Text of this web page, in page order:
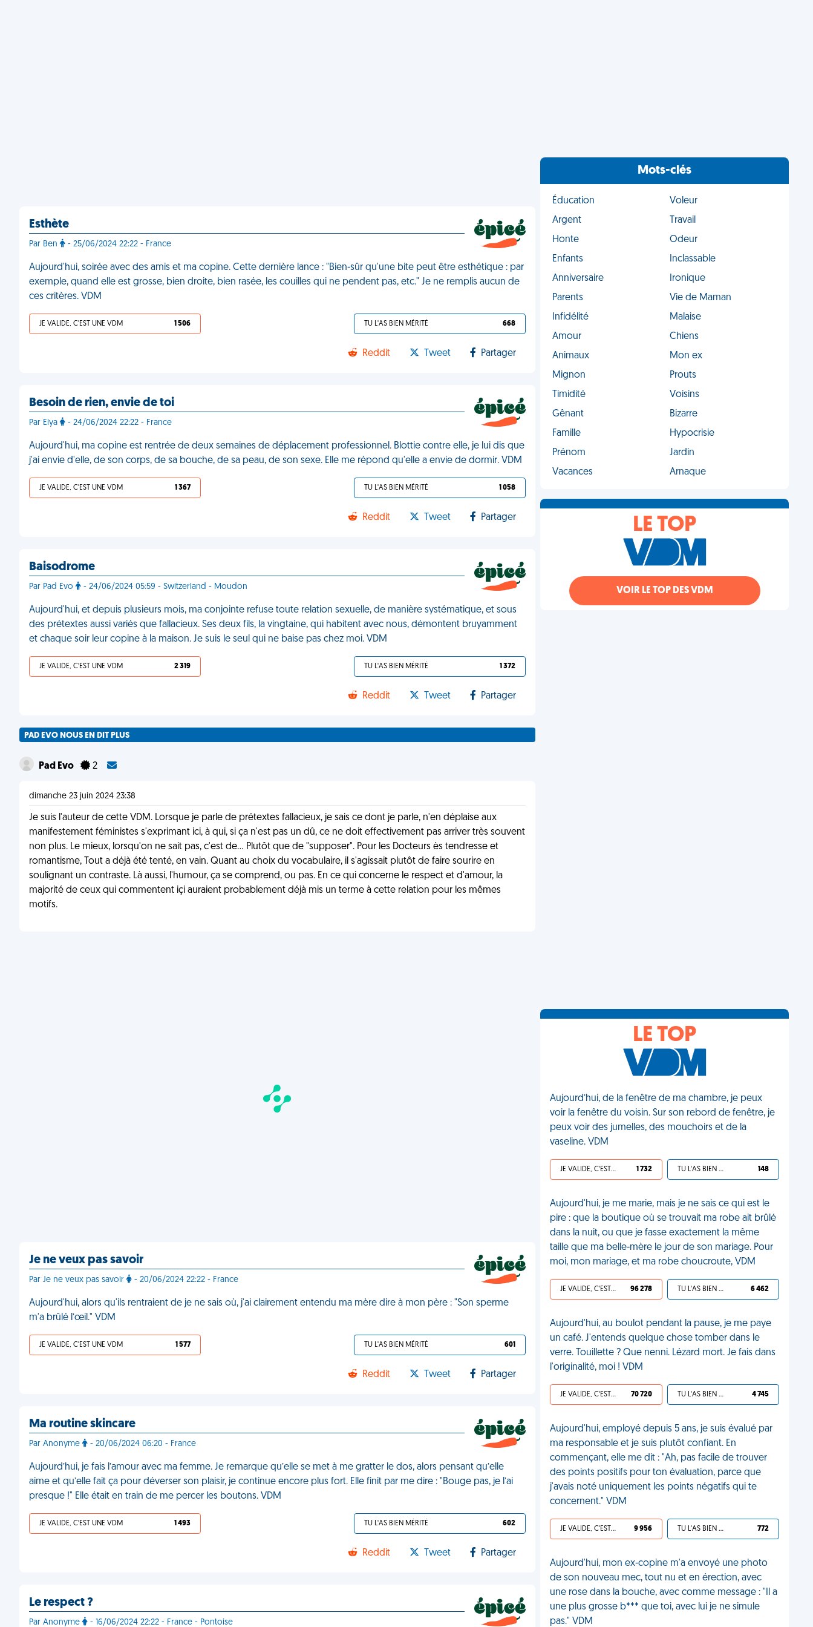
Esthète
Par Ben - 25/06/2024 22:22 - France
Aujourd'hui, soirée avec des amis et ma copine. Cette dernière lance : "Bien-sûr qu'une bite peut être esthétique : par
exemple, quand elle est grosse, bien droite, bien rasée, les couilles qui ne pendent pas, etc." Je ne remplis aucun de
ces critères. VDM
JE VALIDE, C'EST UNE VDM 1 506 TU L'AS BIEN MÉRITÉ 668
Reddit Tweet Partager
Besoin de rien, envie de toi
Par Elya - 24/06/2024 22:22 - France
Aujourd'hui, ma copine est rentrée de deux semaines de déplacement professionnel. Blottie contre elle, je lui dis que
j'ai envie d'elle, de son corps, de sa bouche, de sa peau, de son sexe. Elle me répond qu'elle a envie de dormir. VDM
JE VALIDE, C'EST UNE VDM 1 367 TU L'AS BIEN MÉRITÉ 1 058
Reddit Tweet Partager
Baisodrome
Par Pad Evo - 24/06/2024 05:59 - Switzerland - Moudon
Aujourd'hui, et depuis plusieurs mois, ma conjointe refuse toute relation sexuelle, de manière systématique, et sous
des prétextes aussi variés que fallacieux. Ses deux fils, la vingtaine, qui habitent avec nous, démontent bruyamment
et chaque soir leur copine à la maison. Je suis le seul qui ne baise pas chez moi. VDM
JE VALIDE, C'EST UNE VDM 2 319 TU L'AS BIEN MÉRITÉ 1 372
Reddit Tweet Partager
PAD EVO NOUS EN DIT PLUS
Pad Evo 2
dimanche 23 juin 2024 23:38
Je suis l'auteur de cette VDM. Lorsque je parle de prétextes fallacieux, je sais ce dont je parle, n'en déplaise aux
manifestement féministes s'exprimant ici, à qui, si ça n'est pas un dû, ce ne doit effectivement pas arriver très souvent
non plus. Le mieux, lorsqu'on ne sait pas, c'est de... Plutôt que de "supposer". Pour les Docteurs ès tendresse et
romantisme, Tout a déjà été tenté, en vain. Quant au choix du vocabulaire, il s'agissait plutôt de faire sourire en
soulignant un contraste. Là aussi, l'humour, ça se comprend, ou pas. En ce qui concerne le respect et d'amour, la
majorité de ceux qui commentent içi auraient probablement déjà mis un terme à cette relation pour les mêmes
motifs.
Je ne veux pas savoir
Par Je ne veux pas savoir - 20/06/2024 22:22 - France
Aujourd'hui, alors qu'ils rentraient de je ne sais où, j'ai clairement entendu ma mère dire à mon père : "Son sperme
m'a brûlé l’œil." VDM
JE VALIDE, C'EST UNE VDM 1 577 TU L'AS BIEN MÉRITÉ 601
Reddit Tweet Partager
Ma routine skincare
Par Anonyme - 20/06/2024 06:20 - France
Aujourd’hui, je fais l’amour avec ma femme. Je remarque qu’elle se met à me gratter le dos, alors pensant qu’elle
aime et qu’elle fait ça pour déverser son plaisir, je continue encore plus fort. Elle finit par me dire : "Bouge pas, je l’ai
presque !" Elle était en train de me percer les boutons. VDM
JE VALIDE, C'EST UNE VDM 1 493 TU L'AS BIEN MÉRITÉ 602
Reddit Tweet Partager
Le respect ?
Par Anonyme - 16/06/2024 22:22 - France - Pontoise
Mots-clés
Éducation
Voleur
Argent
Travail
Honte
Odeur
Enfants
Inclassable
Anniversaire
Ironique
Parents
Vie de Maman
Infidélité
Malaise
Amour
Chiens
Animaux
Mon ex
Mignon
Prouts
Timidité
Voisins
Gênant
Bizarre
Famille
Hypocrisie
Prénom
Jardin
Vacances
Arnaque
LE TOP
VOIR LE TOP DES VDM
LE TOP
Aujourd’hui, de la fenêtre de ma chambre, je peux
voir la fenêtre du voisin. Sur son rebord de fenêtre, je
peux voir des jumelles, des mouchoirs et de la
vaseline. VDM
JE VALIDE, C'EST UNE VDM 1 732 TU L'AS BIEN MÉRITÉ 148
Aujourd'hui, je me marie, mais je ne sais ce qui est le
pire : que la boutique où se trouvait ma robe ait brûlé
dans la nuit, ou que je fasse exactement la même
taille que ma belle-mère le jour de son mariage. Pour
moi, mon mariage, et ma robe choucroute, VDM
JE VALIDE, C'EST UNE VDM 96 278 TU L'AS BIEN MÉRITÉ 6 462
Aujourd'hui, au boulot pendant la pause, je me paye
un café. J'entends quelque chose tomber dans le
verre. Touillette ? Que nenni. Lézard mort. Je fais dans
l'originalité, moi ! VDM
JE VALIDE, C'EST UNE VDM 70 720 TU L'AS BIEN MÉRITÉ 4 745
Aujourd'hui, employé depuis 5 ans, je suis évalué par
ma responsable et je suis plutôt confiant. En
commençant, elle me dit : "Ah, pas facile de trouver
des points positifs pour ton évaluation, parce que
j'avais noté uniquement les points négatifs qui te
concernent." VDM
JE VALIDE, C'EST UNE VDM 9 956 TU L'AS BIEN MÉRITÉ 772
Aujourd'hui, mon ex-copine m'a envoyé une photo
de son nouveau mec, tout nu et en érection, avec
une rose dans la bouche, avec comme message : "Il a
une plus grosse b*** que toi, avec lui je ne simule
pas." VDM